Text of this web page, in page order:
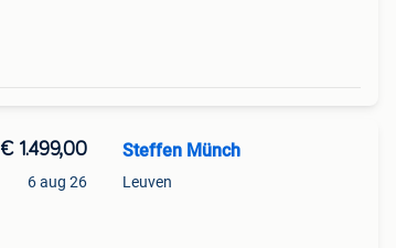
€ 1.499,00
6 aug 26
Steffen Münch
Leuven